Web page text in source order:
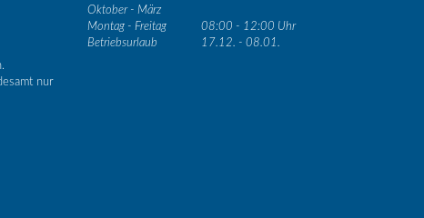
nur
Oktober - März
Montag - Freitag
08:00 - 12:00 Uhr
Betriebsurlaub
17.12. - 08.01.